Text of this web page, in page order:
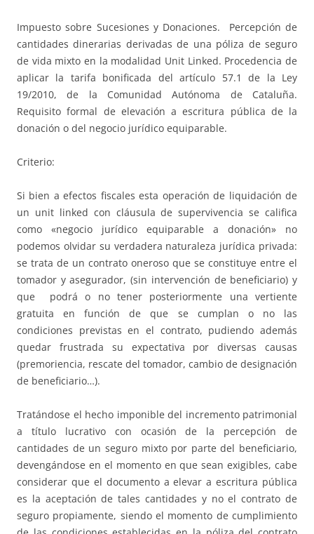
Impuesto sobre Sucesiones y Donaciones. Percepción de
cantidades dinerarias derivadas de una póliza de seguro
de vida mixto en la modalidad Unit Linked. Procedencia de
aplicar la tarifa bonificada del artículo 57.1 de la Ley
19/2010, de la Comunidad Autónoma de Cataluña.
Requisito formal de elevación a escritura pública de la
donación o del negocio jurídico equiparable.
Criterio:
Si bien a efectos fiscales esta operación de liquidación de
un unit linked con cláusula de supervivencia se califica
como «negocio jurídico equiparable a donación» no
podemos olvidar su verdadera naturaleza jurídica privada:
se trata de un contrato oneroso que se constituye entre el
tomador y asegurador, (sin intervención de beneficiario) y
que podrá o no tener posteriormente una vertiente
gratuita en función de que se cumplan o no las
condiciones previstas en el contrato, pudiendo además
quedar frustrada su expectativa por diversas causas
(premoriencia, rescate del tomador, cambio de designación
de beneficiario…).
Tratándose el hecho imponible del incremento patrimonial
a título lucrativo con ocasión de la percepción de
cantidades de un seguro mixto por parte del beneficiario,
devengándose en el momento en que sean exigibles, cabe
considerar que el documento a elevar a escritura pública
es la aceptación de tales cantidades y no el contrato de
seguro propiamente, siendo el momento de cumplimiento